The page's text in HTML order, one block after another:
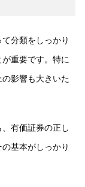
分類をしっかり
重要です。特に
影響も大きいた
有価証券の正し
基本がしっかり